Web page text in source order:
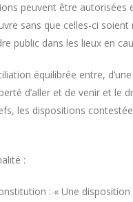
peuvent être autorisées
sans que celles-ci
public dans les lieux en
équilibrée entre,
d’aller et de venir et
les dispositions
:
: « Une